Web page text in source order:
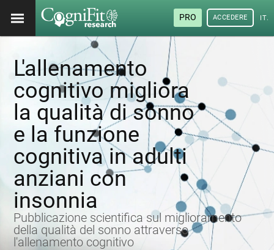
PRO ACCEDERE
L'allenamento
cognitivo migliora
la qualità di sonno
e la funzione
cognitiva in adulti
anziani con
insonnia
Pubblicazione scientifica sul miglioramento
della qualità del sonno attraverso
l'allenamento cognitivo